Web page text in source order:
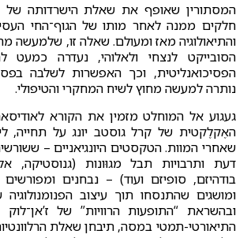
המסתורין שאופף את שאלת הישרדותה של
חלקים ממנה לאחר מותו של הגוף־החי
והתיאולוגיה מאז ומעולם. שאלה זו, שלמעשה
הסובייקט לנצחי ולאלוהי, נעדרה כמעט
הפסיכואנליטית, וכך האפשרות לשלבה
נותרה למעשה מחוץ לשיח המחקרי והטיפולי.
געגוע אל המוחלט מזמין את הקורא
האֶקלֶקטית של קרל גוסטב יונג על תחייה,
שאחרי המוות. הטקסטים היונגיאניים –
דעת ותרבויות תבל מגוּונות (גנוסטיקה,
בודהיזם, סופיזם ועוד) – נבחנים
ומושגים שהתנסחו תוך עיצוב
ובהשראת “התופעות הרוויות” של ז’אן־לוק
התיאורטי-תמטי במסה, תיבחן שאלת